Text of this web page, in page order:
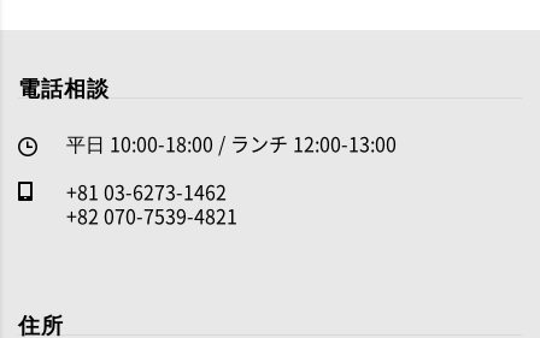
電話相談
平日 10:00-18:00 / ランチ 12:00-13:00
+81 03-6273-1462
+82 070-7539-4821
住所